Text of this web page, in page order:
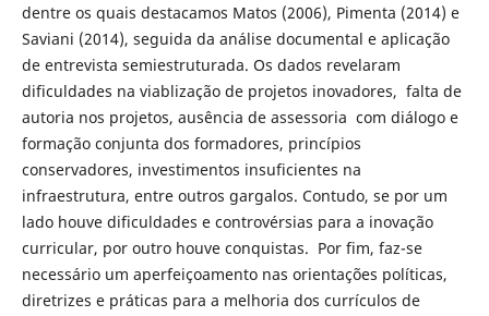
dentre os quais destacamos Matos (2006), Pimenta (2014) e
Saviani (2014), seguida da análise documental e aplicação
de entrevista semiestruturada. Os dados revelaram
dificuldades na viablização de projetos inovadores, falta de
autoria nos projetos, ausência de assessoria com diálogo e
formação conjunta dos formadores, princípios
conservadores, investimentos insuficientes na
infraestrutura, entre outros gargalos. Contudo, se por um
lado houve dificuldades e controvérsias para a inovação
curricular, por outro houve conquistas. Por fim, faz-se
necessário um aperfeiçoamento nas orientações políticas,
diretrizes e práticas para a melhoria dos currículos de